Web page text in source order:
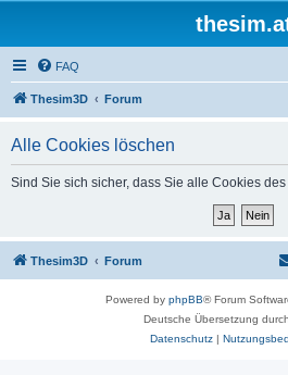
FAQ
Thesim3D Forum
Alle Cookies löschen
Sind Sie sich sicher, dass Sie alle Cookies
Thesim3D Forum
Powered by phpBB® Forum
Deutsche Übersetzung durch
Datenschutz|